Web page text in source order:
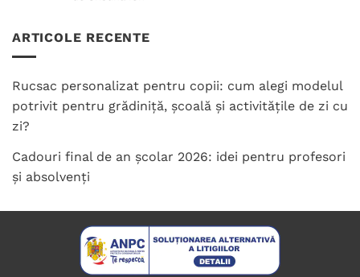
ARTICOLE RECENTE
Rucsac personalizat pentru copii: cum alegi modelul
potrivit pentru grădiniță, școală și activitățile de zi cu
zi?
Cadouri final de an școlar 2026: idei pentru profesori
și absolvenți